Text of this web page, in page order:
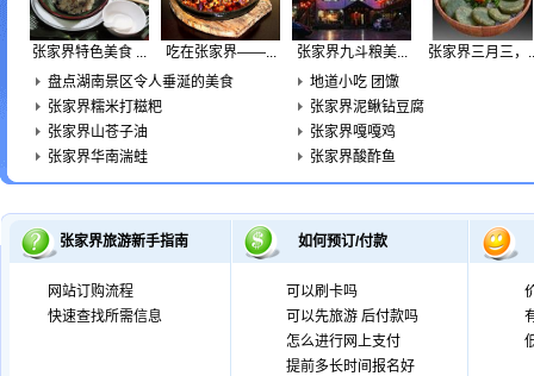
张家界特色美食 ... 吃在张家界——... 张家界九斗粮美...
张家界三月三，
盘点湖南景区令人垂涎的美食
地道小吃 团馓
张家界糯米打糍粑
张家界泥鳅钻豆腐
张家界山苍子油
张家界嘎嘎鸡
张家界华南湍蛙
张家界酸酢鱼
张家界旅游新手指南
网站订购流程
快速查找所需信息
如何预订/付款
可以刷卡吗
可以先旅游 后付款吗
怎么进行网上支付
提前多长时间报名好